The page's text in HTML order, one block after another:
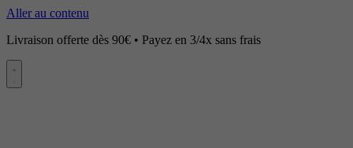
Aller au contenu
Livraison offerte dès 90€ • Payez en 3/4x sans frais